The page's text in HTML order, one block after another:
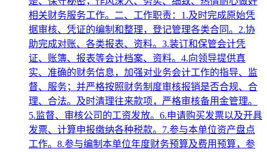
相关财务服务工作。二、工作职责：1.及时完成原始凭
据审核、凭证的编制和整理，登记管理各类合同。2.协
助完成对账、各类报表、资料。3.装订和保管会计凭
证、账簿、报表等会计档案、资料。4.向领导提供真
实、准确的财务信息，加强对业务会计工作的指导、监
督、服务；并严格按照财务制度审核报销是否合规、合
理、合法。及时清理往来款项，严格审核备用金管理。
5.监督、审核公司的工资发放。6.申请购买发票以及开具
发票、计算申报缴纳各种税款。7.参与本单位资产盘点
工作。8.参与编制本单位年度财务预算及费用预算，参